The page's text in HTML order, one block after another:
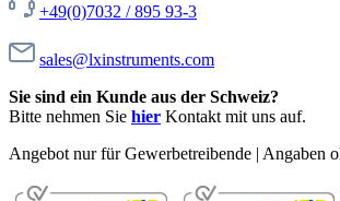
+49(0)7032 / 895 93-3
sales@lxinstruments.com
Sie sind ein Kunde aus der Schweiz?
Bitte nehmen Sie hier Kontakt mit uns auf.
Angebot nur für Gewerbetreibende | Angaben